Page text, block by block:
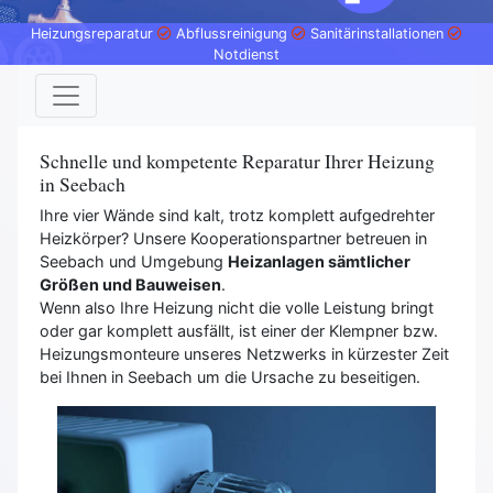
Heizungsreparatur Abflussreinigung
Sanitärinstallationen
Notdienst
Schnelle und kompetente Reparatur Ihrer Heizung
in Seebach
Ihre vier Wände sind kalt, trotz komplett aufgedrehter
Heizkörper? Unsere Kooperationspartner betreuen in
Seebach und Umgebung Heizanlagen sämtlicher
Größen und Bauweisen.
Wenn also Ihre Heizung nicht die volle Leistung bringt
oder gar komplett ausfällt, ist einer der Klempner bzw.
Heizungsmonteure unseres Netzwerks in kürzester Zeit
bei Ihnen in Seebach um die Ursache zu beseitigen.